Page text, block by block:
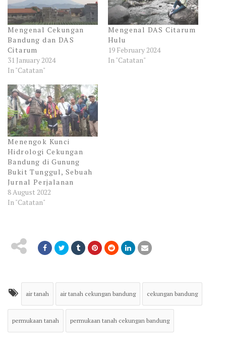
Mengenal Cekungan
Bandung dan DAS
Citarum
31 January 2024
In "Catatan"
Mengenal DAS Citarum
Hulu
19 February 2024
In "Catatan"
Menengok Kunci
Hidrologi Cekungan
Bandung di Gunung
Bukit Tunggul, Sebuah
Jurnal Perjalanan
8 August 2022
In "Catatan"
air tanah air tanah cekungan bandung cekungan bandung
permukaan tanah permukaan tanah cekungan bandung